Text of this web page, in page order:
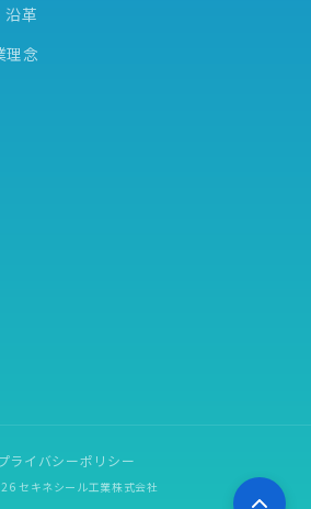
沿革
理念
ライバシーポリシー
セキネシール工業株式会社